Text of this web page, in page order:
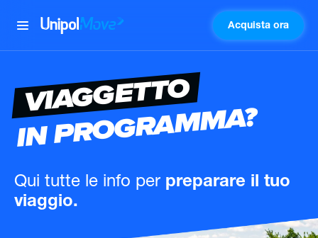
UnipolMove Acquista ora
VIAGGETTO
IN PROGRAMMA?
Qui tutte le info per preparare il tuo
viaggio.